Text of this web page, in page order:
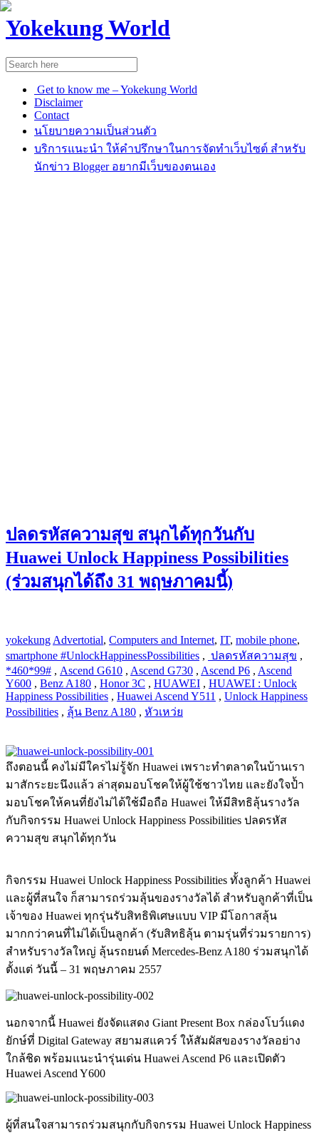
Yokekung World
Get to know me – Yokekung World
Disclaimer
Contact
นโยบายความเป็นส่วนตัว
บริการแนะนำ ให้คำปรึกษาในการจัดทำเว็บไซต์ สำหรับ
นักข่าว Blogger อยากมีเว็บของตนเอง
ปลดรหัสความสุข สนุกได้ทุกวันกับ
Huawei Unlock Happiness Possibilities
(ร่วมสนุกได้ถึง 31 พฤษภาคมนี้)
yokekung Advertotial, Computers and Internet, IT, mobile phone,
smartphone ​ #UnlockHappinessPossibilities , ​ ปลดรหัสความสุข ,
*460*99# , Ascend G610 , Ascend G730 , Ascend P6 , Ascend
Y600 , Benz A180 , Honor 3C , HUAWEI , HUAWEI : Unlock
Happiness Possibilities , Huawei Ascend Y511 , Unlock Happiness
Possibilities , ลุ้น Benz A180 , หัวเหว่ย
ถึงตอนนี้ คงไม่มีใครไม่รู้จัก Huawei เพราะทำตลาดในบ้านเรา
มาสักระยะนึงแล้ว ล่าสุดมอบโชคให้ผู้ใช้ชาวไทย และยังใจป้ำ
มอบโชคให้คนที่ยังไม่ได้ใช้มือถือ Huawei ให้มีสิทธิลุ้นรางวัล
กับกิจกรรม Huawei Unlock Happiness Possibilities ปลดรหัส
ความสุข สนุกได้ทุกวัน
กิจกรรม​ Huawei Unlock Happiness Possibilities ทั้งลูกค้า Huawei
และผู้ที่สนใจ ก็สามารถร่วมลุ้นของรางวัลได้ สำหรับลูกค้าที่เป็น
เจ้าของ Huawei ทุกรุ่นรับสิทธิพิเศษแบบ VIP มีโอกาสลุ้น
มากกว่าคนที่ไม่ได้เป็นลูกค้า (รับสิทธิลุ้น ตามรุ่นที่ร่วมรายการ)
สำหรับรางวัลใหญ่ ลุ้นรถยนต์ Mercedes-Benz A180 ร่วมสนุกได้
ตั้งแต่ วันนี้ – 31 พฤษภาคม 2557
นอกจากนี้ Huawei ยังจัดแสดง Giant Present Box กล่องโบว์แดง
ยักษ์ที่ Digital Gateway สยามสแควร์ ให้สัมผัสของรางวัลอย่าง
ใกล้ชิด พร้อมแนะนำรุ่นเด่น Huawei Ascend P6 และเปิดตัว
Huawei Ascend Y600
ผู้ที่สนใจสามารถร่วมสนุกกับกิจกรรม Huawei Unlock Happiness